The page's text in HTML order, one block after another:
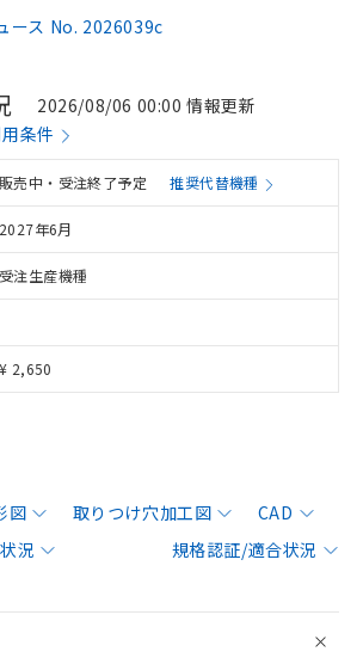
ース No. 2026039c
2026/08/06 00:00 情報更新
条件
販売中・受注終了予定 推奨代替機種
2027年6月
受注生産機種
¥ 2,650
図 取りつけ穴加工図
CAD
況
規格認証/適合状況